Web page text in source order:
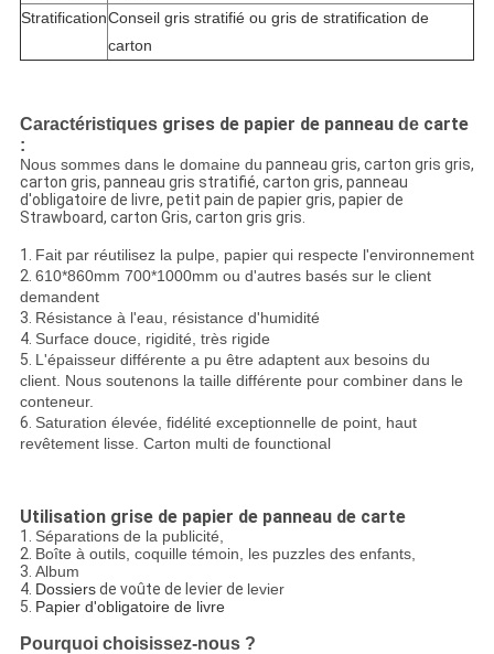
StratificationConseil gris stratifié ou gris de stratification de
carton
Caractéristiquesgrises de papier de panneau decarte
:
Nous sommes dans le domaine du panneau gris, carton gris gris,
carton gris, panneau gris stratifié, carton gris, panneau
d'obligatoire de livre, petit pain de papier gris, papier de
Strawboard, carton Gris, carton gris gris.
1. Fait par réutilisez la pulpe, papier qui respecte l'environnement
2. 610*860mm 700*1000mm ou d'autres basés sur le client
demandent
3. Résistance à l'eau, résistance d'humidité
4. Surface douce, rigidité, très rigide
5. L'épaisseur différente a pu être adaptent aux besoins du
client. Nous soutenons la taille différente pour combiner dans le
conteneur.
6. Saturation élevée, fidélité exceptionnelle de point, haut
revêtement lisse. Carton multi de founctional
Utilisation grise de papier de panneau de carte
1. Séparations de la publicité,
2. Boîte à outils, coquille témoin, les puzzles des enfants,
3. Album
4. Dossiersde voûte de levier de levier
5. Papier d'obligatoire de livre
Pourquoi choisissez-nous ?